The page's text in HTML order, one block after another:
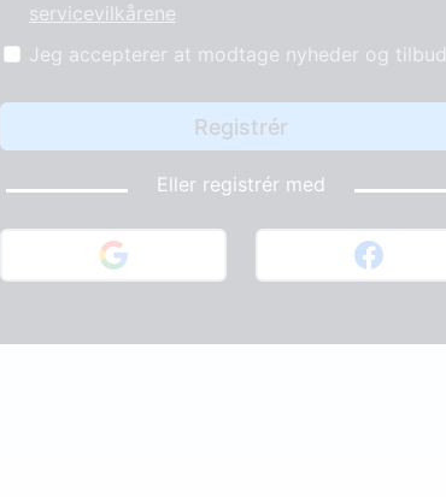
servicevilkårene
Jeg accepterer at modtage nyheder og tilbud
Eller registrér med